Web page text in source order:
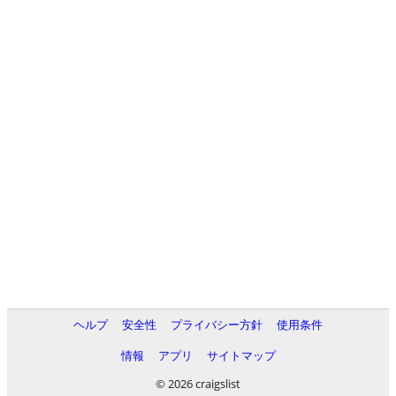
ヘルプ 安全性 プライバシー方針
使用条件
情報
アプリ
サイトマップ
© 2026 craigslist